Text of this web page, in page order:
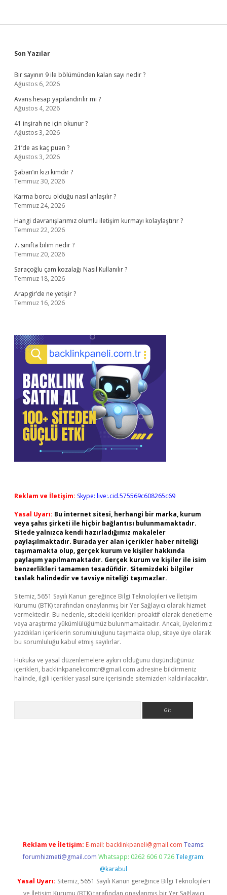
Sidebar
Son Yazılar
Bir sayının 9 ile bölümünden kalan sayı nedir ?
Ağustos 6, 2026
Avans hesap yapılandırılır mı ?
Ağustos 4, 2026
41 inşirah ne için okunur ?
Ağustos 3, 2026
21’de as kaç puan ?
Ağustos 3, 2026
Şaban’ın kızı kimdir ?
Temmuz 30, 2026
Karma borcu olduğu nasıl anlaşılır ?
Temmuz 24, 2026
Hangi davranışlarımız olumlu iletişim kurmayı kolaylaştırır ?
Temmuz 22, 2026
7. sınıfta bilim nedir ?
Temmuz 20, 2026
Saraçoğlu çam kozalağı Nasıl Kullanılır ?
Temmuz 18, 2026
Arapgir’de ne yetişir ?
Temmuz 16, 2026
Reklam ve İletişim: Skype: live:.cid.575569c608265c69
Yasal Uyarı: Bu internet sitesi, herhangi bir marka, kurum
veya şahıs şirketi ile hiçbir bağlantısı bulunmamaktadır.
Sitede yalnızca kendi hazırladığımız makaleler
paylaşılmaktadır. Burada yer alan içerikler haber niteliği
taşımamakta olup, gerçek kurum ve kişiler hakkında
paylaşım yapılmamaktadır. Gerçek kurum ve kişiler ile isim
benzerlikleri tamamen tesadüfidir. Sitemizdeki bilgiler
taslak halindedir ve tavsiye niteliği taşımazlar.
Sitemiz, 5651 Sayılı Kanun gereğince Bilgi Teknolojileri ve İletişim
Kurumu (BTK) tarafından onaylanmış bir Yer Sağlayıcı olarak hizmet
vermektedir. Bu nedenle, sitedeki içerikleri proaktif olarak denetleme
veya araştırma yükümlülüğümüz bulunmamaktadır. Ancak, üyelerimiz
yazdıkları içeriklerin sorumluluğunu taşımakta olup, siteye üye olarak
bu sorumluluğu kabul etmiş sayılırlar.
Hukuka ve yasal düzenlemelere aykırı olduğunu düşündüğünüz
içerikleri, backlinkpanelicomtr@gmail.com adresine bildirmeniz
halinde, ilgili içerikler yasal süre içerisinde sitemizden kaldırılacaktır.
Reklam ve İletişim: E-mail: backlinkpaneli@gmail.com Teams:
forumhizmeti@gmail.com Whatsapp: 0262 606 0 726 Telegram:
@karabul
Yasal Uyarı: Sitemiz, 5651 Sayılı Kanun gereğince Bilgi Teknolojileri
ve İletişim Kurumu (BTK) tarafından onaylanmış bir Yer Sağlayıcı